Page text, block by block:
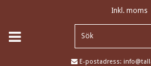
Inkl. moms
E-postadress: